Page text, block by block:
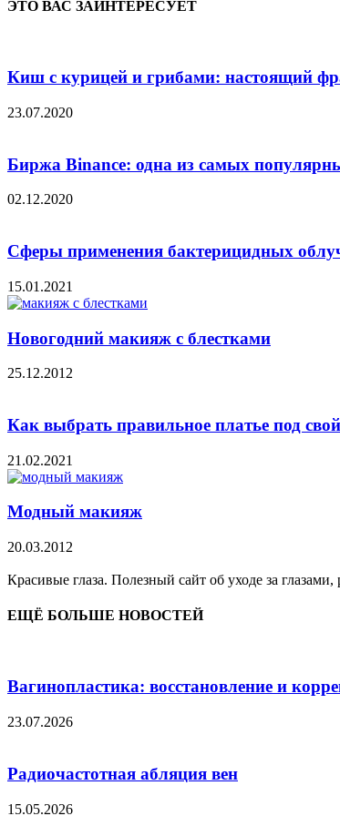
ЭТО ВАС ЗАИНТЕРЕСУЕТ
Киш с курицей и грибами: настоящий
23.07.2020
Биржа Binance: одна из самых
02.12.2020
Сферы применения бактерицидных
15.01.2021
Новогодний макияж с блестками
25.12.2012
Как выбрать правильное платье под
21.02.2021
Модный макияж
20.03.2012
Красивые глаза. Полезный сайт об уходе за
ЕЩЁ БОЛЬШЕ НОВОСТЕЙ
Вагинопластика: восстановление и
23.07.2026
Радиочастотная абляция вен
15.05.2026